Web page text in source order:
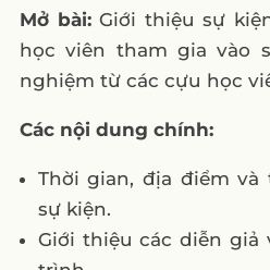
Mở bài:Giới thiệu sự
học viên tham gia vào
nghiệm từ các cựu học
Các nội dung chính:
Thời gian, địa điểm
sự kiện.
Giới thiệu các diễn